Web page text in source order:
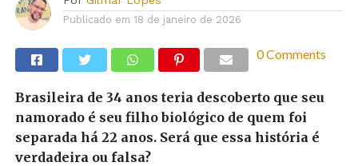
Publicado em 18 de janeiro de 2026
0 Comments
Brasileira de 34 anos teria descoberto que seu
namorado é seu filho biológico de quem foi
separada há 22 anos. Será que essa história é
verdadeira ou falsa?